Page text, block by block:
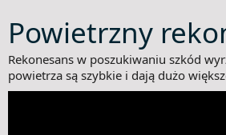
Powietrzny
Rekonesans w poszukiwaniu szkód
powietrza są szybkie i dają dużo